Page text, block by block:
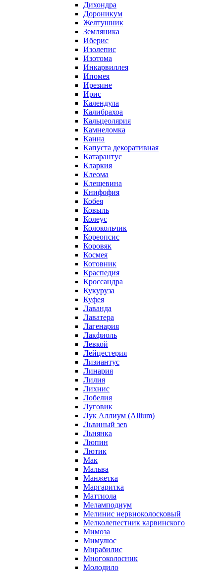
Дихондра
Дороникум
Желтушник
Земляника
Иберис
Изолепис
Изотома
Инкарвиллея
Ипомея
Ирезине
Ирис
Календула
Калибрахоа
Кальцеолярия
Камнеломка
Канна
Капуста декоративная
Катарантус
Кларкия
Клеома
Клещевина
Книфофия
Кобея
Ковыль
Колеус
Колокольчик
Кореопсис
Коровяк
Космея
Котовник
Краспедия
Кроссандра
Кукуруза
Куфея
Лаванда
Лаватера
Лагенария
Лакфиоль
Левкой
Лейцестерия
Лизиантус
Линария
Лилия
Лихнис
Лобелия
Луговик
Лук Аллиум (Allium)
Львиный зев
Льнянка
Люпин
Лютик
Мак
Мальва
Манжетка
Маргаритка
Маттиола
Меламподиум
Мелинис нервноколосковый
Мелколепестник карвинского
Мимоза
Мимулюс
Мирабилис
Многоколосник
Молодило